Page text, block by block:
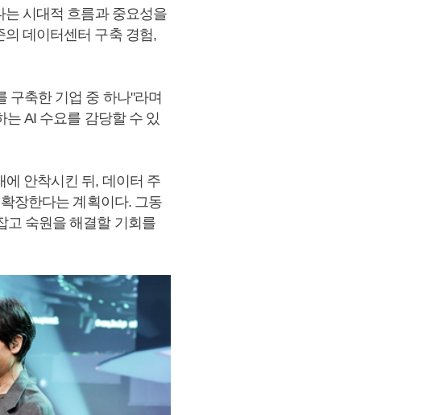
시대적 흐름과 중요성을
의 데이터센터 구축 경험,
구축한 기업 중 하나"라며
AI 수요를 감당할 수 있
에 안착시킨 뒤, 데이터 주
장한다는 계획이다. 그동
고 숙원을 해결할 기회를